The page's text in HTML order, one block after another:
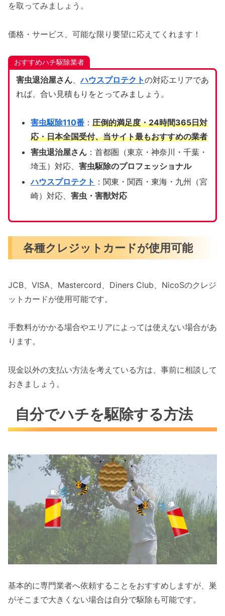
を取ってみましょう。
価格・サービス、可能な限り要望に応えてくれます！
おすすめハチ駆除業者
害虫退治屋さん、ハウスプロテクトの対応エリアであ
れば、合い見積もりをとってみましょう。
害虫駆除110番： 圧倒的満足度・24時間365日対
応・日本全国受付、当サイト最もおすすめの業者
害虫退治屋さん：首都圏（東京・神奈川・千葉・
埼玉）対応、 害虫駆除のプロフェッショナル
ハウスプロテクト ：関東・関西・東海・九州（宮
崎）対応、 害虫・害獣対応
各種クレジットカードが使用可能
JCB、VISA、Mastercord、Diners Club、NicoSのクレジ
ットカードが使用可能です。
手数料がかかる場合やエリアによっては使えない場合があ
ります。
現金以外の支払い方法を考えている方は、事前に相談して
おきましょう。
自分でハチを駆除する方法
基本的に専門業者へ依頼することをおすすめしますが、巣
がそこまで大きくない場合は自分で駆除も可能です。